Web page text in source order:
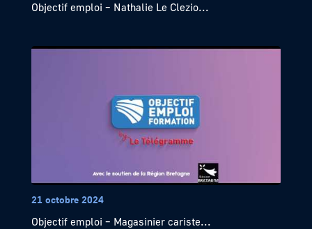
Objectif emploi – Nathalie Le Clezio...
21 octobre 2024
Objectif emploi – Magasinier cariste...